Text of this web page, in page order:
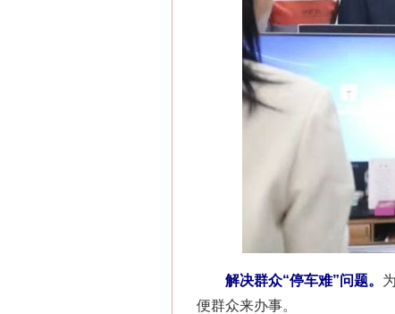
解决群众“停车难”问题。
便群众来办事。